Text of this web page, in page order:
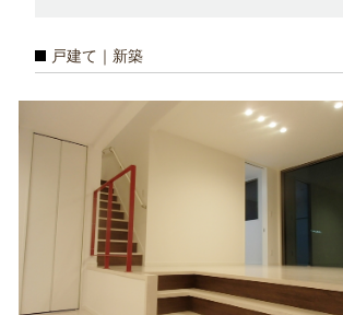
戸建て｜新築